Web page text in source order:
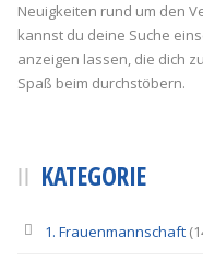
Neuigkeiten rund um den
kannst du deine Suche
anzeigen lassen, die dich
Spaß beim durchstöbern.
KATEGORIE
1. Frauenmannschaft